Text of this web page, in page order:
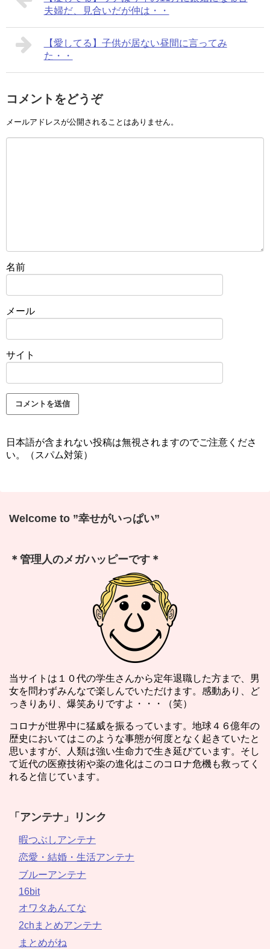
夫婦だ、見合いだが仲は・・
【愛してる】子供が居ない昼間に言ってみ
た・・
コメントをどうぞ
メールアドレスが公開されることはありません。
名前
メール
サイト
日本語が含まれない投稿は無視されますのでご注意くださ
い。（スパム対策）
Welcome to ”幸せがいっぱい”
＊管理人のメガハッピーです＊
当サイトは１０代の学生さんから定年退職した方まで、男
女を問わずみんなで楽しんでいただけます。感動あり、ど
っきりあり、爆笑ありですよ・・・（笑）
コロナが世界中に猛威を振るっています。地球４６億年の
歴史においてはこのような事態が何度となく起きていたと
思いますが、人類は強い生命力で生き延びています。そし
て近代の医療技術や薬の進化はこのコロナ危機も救ってく
れると信じています。
「アンテナ」リンク
暇つぶしアンテナ
恋愛・結婚・生活アンテナ
ブルーアンテナ
16bit
オワタあんてな
2chまとめアンテナ
まとめがね